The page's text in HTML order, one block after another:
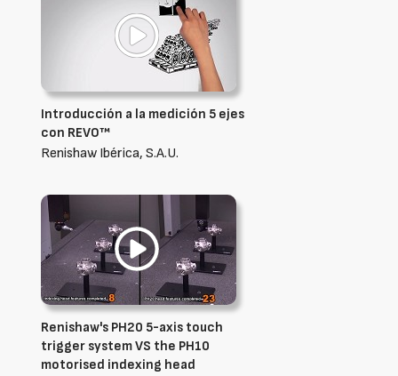
Introducción a la medición 5 ejes
con REVO™
Renishaw Ibérica, S.A.U.
Renishaw's PH20 5-axis touch
trigger system VS the PH10
motorised indexing head